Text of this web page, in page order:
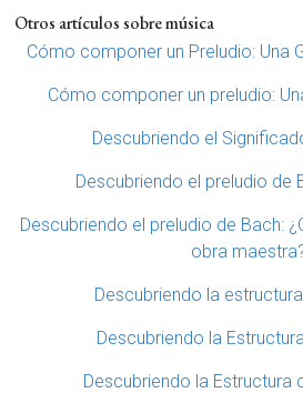
Otros artículos sobre música
Cómo componer un Preludio: Una
Cómo componer un preludio:
Descubriendo el
Descubriendo el preludio de
Descubriendo el preludio de Bach:
obra
Descubriendo la
Descubriendo la
Descubriendo la Estructura